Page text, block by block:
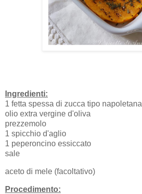
Ingredienti:
1 fetta spessa di zucca tipo napoletana
olio extra vergine d'oliva
prezzemolo
1 spicchio d'aglio
1 peperoncino essiccato
sale
aceto di mele (facoltativo)
Procedimento: